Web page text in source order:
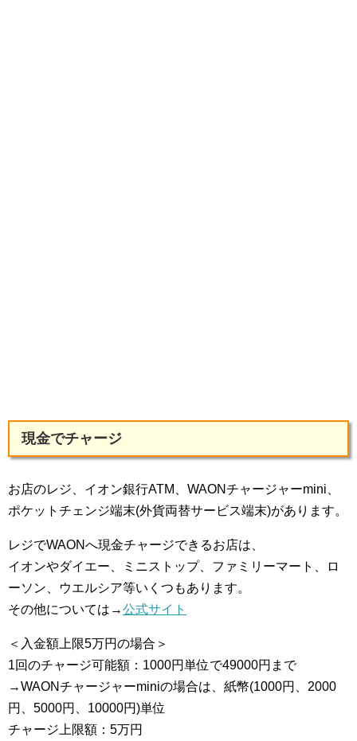
現金でチャージ
お店のレジ、イオン銀行ATM、WAONチャージャーmini、
ポケットチェンジ端末(外貨両替サービス端末)があります。
レジでWAONへ現金チャージできるお店は、
イオンやダイエー、ミニストップ、ファミリーマート、ロ
ーソン、ウエルシア等いくつもあります。
その他については→公式サイト
＜入金額上限5万円の場合＞
1回のチャージ可能額：1000円単位で49000円まで
→WAONチャージャーminiの場合は、紙幣(1000円、2000
円、5000円、10000円)単位
チャージ上限額：5万円